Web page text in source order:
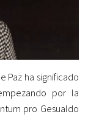
Paz ha significado
por la
pro Gesualdo